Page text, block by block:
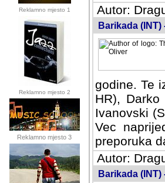
Reklamno mjesto 1
Reklamno mjesto 2
Reklamno mjesto 3
Autor:
Barikada (INT)
godine. Te
HR),
Ivanovski
Vec
preporuka
Autor:
Barikada